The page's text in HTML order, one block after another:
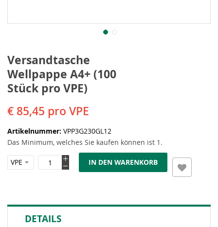
Versandtasche
Wellpappe A4+ (100
Stück pro VPE)
€ 85,45 pro VPE
Artikelnummer VPP3G230GL12
Das Minimum, welches Sie kaufen können ist 1.
IN DEN WARENKORB
DETAILS